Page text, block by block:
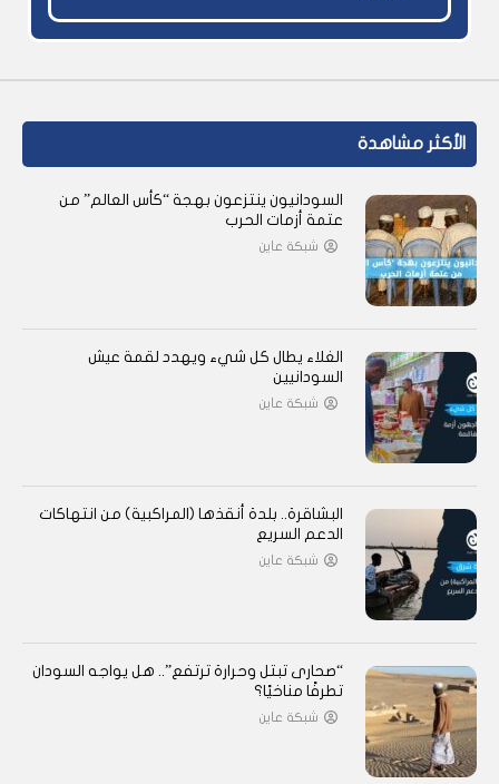
الأكثر مشاهدة
السودانيون ينتزعون بهجة “كأس العالم” من
عتمة أزمات الحرب
شبكة عاين
الغلاء يطال كل شيء ويهدد لقمة عيش
السودانيين
شبكة عاين
البشاقرة.. بلدة أنقذها (المراكبية) من انتهاكات
الدعم السريع
شبكة عاين
“صحارى تبتل وحرارة ترتفع”.. هل يواجه السودان
تطرفًا مناخيًا؟
شبكة عاين